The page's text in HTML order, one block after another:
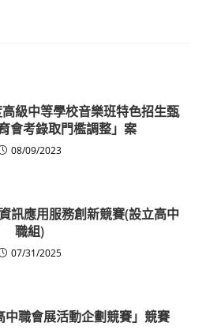
高級中等學校音樂班特色招生甄
會考錄取門檻調整」案
08/09/2023
訊應用服務創新競賽(設立高中
職組)
07/31/2025
中職會展活動企劃競賽」競賽